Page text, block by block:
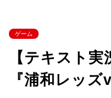
ゲーム
【テキスト
『浦和レッズ